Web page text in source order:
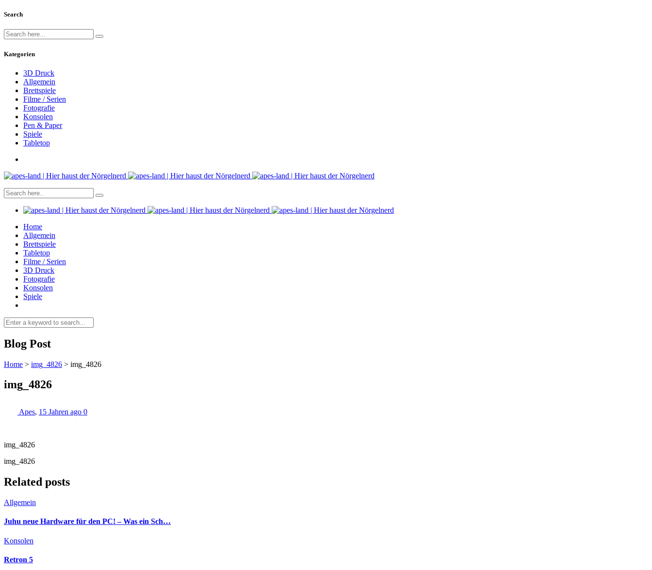
Search
Kategorien
3D Druck
Allgemein
Brettspiele
Filme / Serien
Fotografie
Konsolen
Pen & Paper
Spiele
Tabletop
Home
Allgemein
Brettspiele
Tabletop
Filme / Serien
3D Druck
Fotografie
Konsolen
Spiele
Blog Post
Home > img_4826 > img_4826
img_4826
Apes, 15 Jahren ago 0
img_4826
img_4826
Related posts
Allgemein
Juhu neue Hardware für den PC! – Was ein Sch…
Konsolen
Retron 5